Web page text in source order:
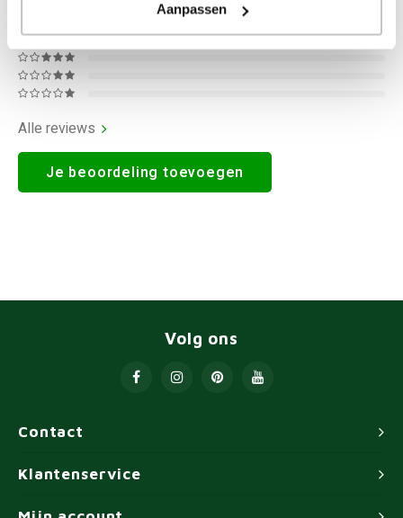
Aanpassen
Alle reviews
Je beoordeling toevoegen
Contact
Volg ons
Klantenservice